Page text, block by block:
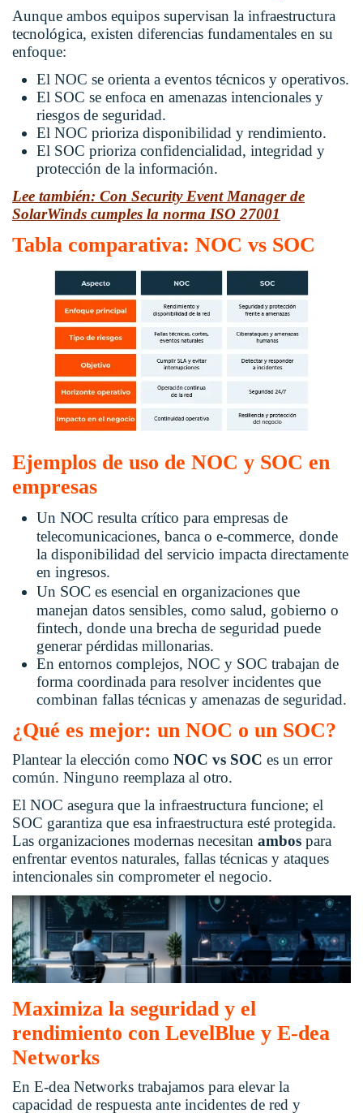
Aunque ambos equipos supervisan la infraestructura
tecnológica, existen diferencias fundamentales en su
enfoque:
El NOC se orienta a eventos técnicos y operativos.
El SOC se enfoca en amenazas intencionales y
riesgos de seguridad.
El NOC prioriza disponibilidad y rendimiento.
El SOC prioriza confidencialidad, integridad y
protección de la información.
Lee también: Con Security Event Manager de
SolarWinds cumples la norma ISO 27001
Tabla comparativa: NOC vs SOC
Ejemplos de uso de NOC y SOC en
empresas
Un NOC resulta crítico para empresas de
telecomunicaciones, banca o e-commerce, donde
la disponibilidad del servicio impacta directamente
en ingresos.
Un SOC es esencial en organizaciones que
manejan datos sensibles, como salud, gobierno o
fintech, donde una brecha de seguridad puede
generar pérdidas millonarias.
En entornos complejos, NOC y SOC trabajan de
forma coordinada para resolver incidentes que
combinan fallas técnicas y amenazas de seguridad.
¿Qué es mejor: un NOC o un SOC?
Plantear la elección como NOC vs SOC es un error
común. Ninguno reemplaza al otro.
El NOC asegura que la infraestructura funcione; el
SOC garantiza que esa infraestructura esté protegida.
Las organizaciones modernas necesitan ambos para
enfrentar eventos naturales, fallas técnicas y ataques
intencionales sin comprometer el negocio.
Maximiza la seguridad y el
rendimiento con LevelBlue y E-dea
Networks
En E-dea Networks trabajamos para elevar la
capacidad de respuesta ante incidentes de red y